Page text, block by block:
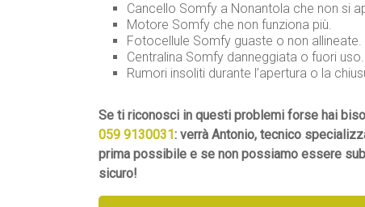
Cancello Somfy a Nonantola che non si
Motore Somfy che non funziona più.
Fotocellule Somfy guaste o non allineate.
Centralina Somfy danneggiata o fuori uso.
Rumori insoliti durante l’apertura o la
Se ti riconosci in questi problemi forse hai
059 9130031 : verrà Antonio, tecnico
prima possibile e se non possiamo essere
sicuro!